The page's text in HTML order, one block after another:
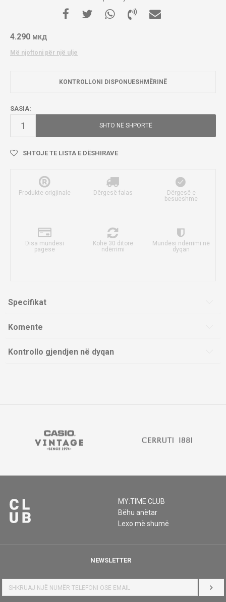
4.290 МКД
Më njoftoni për një ulje
KONTROLLONI DISPONUESHMËRINË
SASIA:
SHTO NË SHPORTË
SHTOJE TE LISTA E DËSHIRAVE
Produkte origjinale Dërgesë falas
Dërgesë e
besueshme
Disa mundësi
pagese
Kohë 30 ditore
ndërrimi
Mundësi ndërrimi në
dyqan
Specifikat
Komente
Kontrollo gjendjen në dyqan
MY:TIME CLUB
Bëhu anëtar
Lexo më shumë
NEWSLETTER
HYR